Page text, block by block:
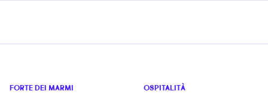
FORTE DEI MARMI OSPITALITÀ